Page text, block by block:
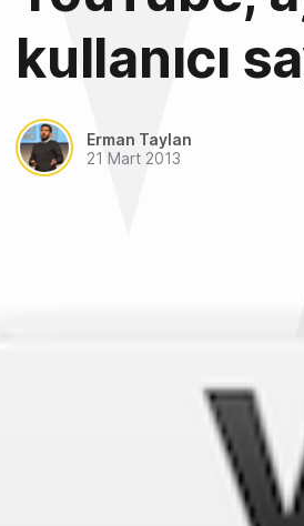
kullanıcı
Erman Taylan
21 Mart 2013